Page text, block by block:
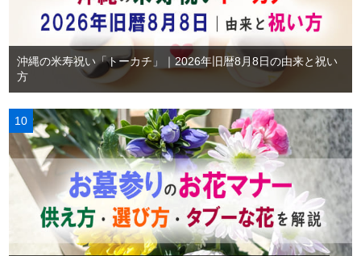
沖縄の米寿祝い「トーカチ」｜2026年旧暦8月8日の由来と祝い
方